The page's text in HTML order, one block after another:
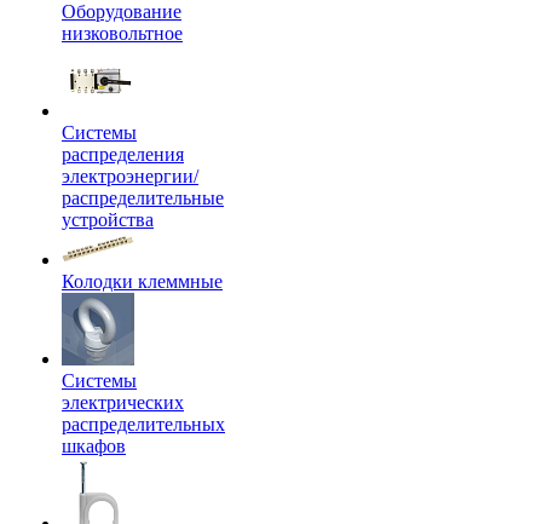
Оборудование
низковольтное
Системы
распределения
электроэнергии/
распределительные
устройства
Колодки клеммные
Системы
электрических
распределительных
шкафов